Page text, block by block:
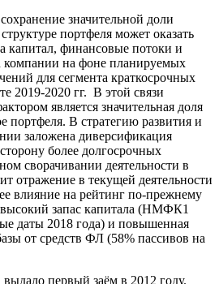
значительной доли
портфеля может оказать
капитал, финансовые потоки и
компании на фоне планируемых
для сегмента краткосрочных
2019-2020 гг. В этой связи
является значительная доля
портфеля. В стратегию развития и
заложена диверсификация
более долгосрочных
сворачивании деятельности в
отражение в текущей деятельности
влияние на рейтинг по-прежнему
высокий запас капитала (НМФК1
даты 2018 года) и повышенная
от средств ФЛ (58% пассивов на
первый заём в 2012 году.